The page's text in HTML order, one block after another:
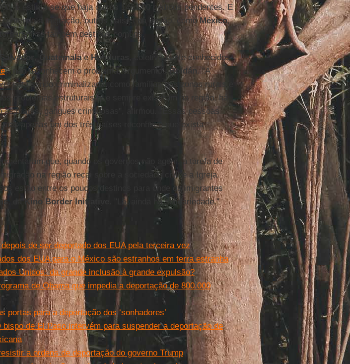
e estima-se que haja outros 146.000 pedidos pendentes. E
a migração, outros países da região, comoMéxico,
se também destinos comuns.
GuatemalaeHonduras
, coletivamente conhecidos
", não reconhecem o problema, argumentouRoldán. "A
está sendo criminalizada, como famílias nas zonas rurais e
problemas estruturais que sempre existiram na região, há
as maras, gangues criminosas", afirmou. "Essas pessoas
mas apenas um dos três países reconhece que exista
que, quando os governos não agem, a tarefa de
na região recai sobre a sociedade civil e a Igreja.
estão entre os poucos destinos para onde os imigrantes
Kino Border Initiative . "Lá, ainda há solidariedade."
de ser deportado dos EUA pela terceira vez
dos EUA para o México são estranhos em terra estranha
Unidos: da grande inclusão à grande expulsão?
de Obama que impedia a deportação de 800.000
portas para a deportação dos ‘sonhadores’
de El Paso intervém para suspender a deportação de
a ordens de deportação do governo Trump